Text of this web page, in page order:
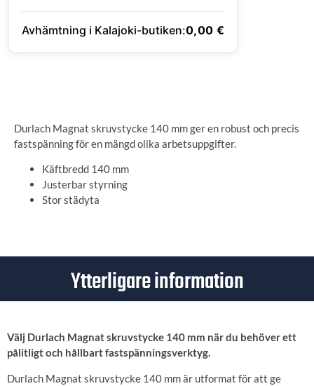
Avhämtning i Kalajoki-butiken:0,00 €
Durlach Magnat skruvstycke 140 mm ger en robust och precis
fastspänning för en mängd olika arbetsuppgifter.
Käftbredd 140 mm
Justerbar styrning
Stor städyta
Ytterligare information
Välj Durlach Magnat skruvstycke 140 mm när du behöver ett
pålitligt och hållbart fastspänningsverktyg.
Durlach Magnat skruvstycke 140 mm är utformat för att ge